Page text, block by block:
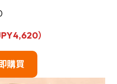
）
購買